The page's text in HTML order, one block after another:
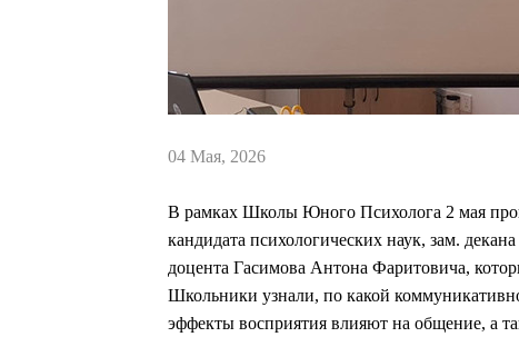
04 Мая, 2026
В рамках Школы Юного Психолога 2 мая
кандидата психологических наук, зам.
доцента Гасимова Антона Фаритовича,
Школьники узнали, по какой
эффекты восприятия влияют на общение, а